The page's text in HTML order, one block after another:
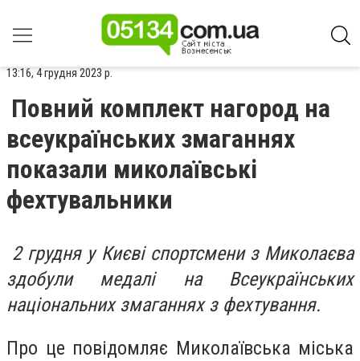
13:16, 4 грудня 2023 р.
Повний комплект нагород на
всеукраїнських змаганнях
показали миколаївські
фехтувальники
2 грудня у Києві спортсмени з Миколаєва
здобули медалі на Всеукраїнських
національних змаганнях з фехтування.
Про це повідомляє Миколаївська міська